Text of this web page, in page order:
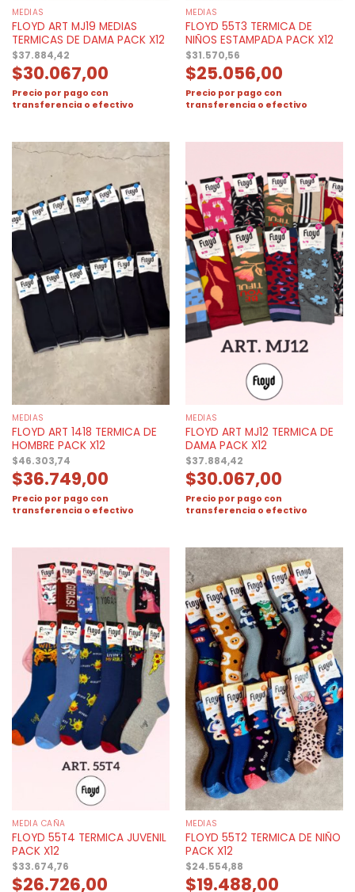
MEDIAS
FLOYD ART MJ19 MEDIAS
TERMICAS DE DAMA PACK X12
$37.884,42
$30.067,00
Precio por pago con
transferencia o efectivo
MEDIAS
FLOYD 55T3 TERMICA DE
NIÑOS ESTAMPADA PACK X12
$31.570,56
$25.056,00
Precio por pago con
transferencia o efectivo
MEDIAS
FLOYD ART 1418 TERMICA DE
HOMBRE PACK X12
$46.303,74
$36.749,00
Precio por pago con
transferencia o efectivo
MEDIAS
FLOYD ART MJ12 TERMICA DE
DAMA PACK X12
$37.884,42
$30.067,00
Precio por pago con
transferencia o efectivo
MEDIA CAÑA
FLOYD 55T4 TERMICA JUVENIL
PACK X12
$33.674,76
$26.726,00
MEDIAS
FLOYD 55T2 TERMICA DE NIÑO
PACK X12
$24.554,88
$19.488,00